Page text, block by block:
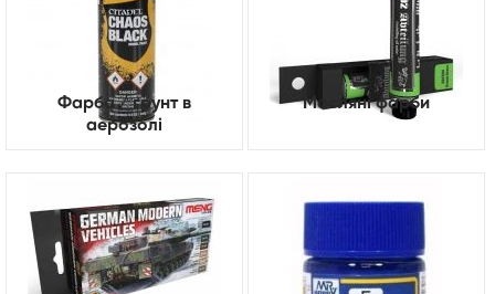
Фарба / ґрунт в
аерозолі
Масляні фарби